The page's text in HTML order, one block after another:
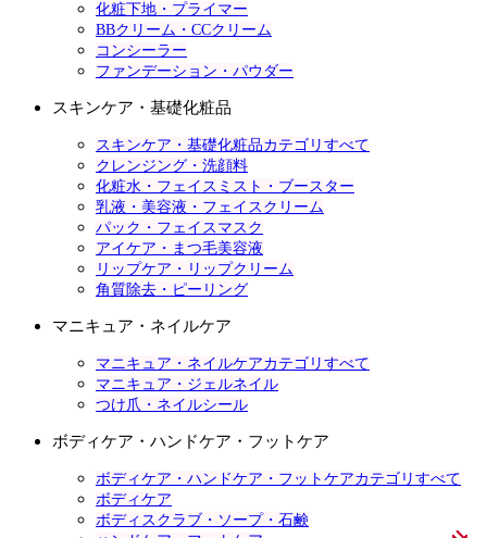
化粧下地・プライマー
BBクリーム・CCクリーム
コンシーラー
ファンデーション・パウダー
スキンケア・基礎化粧品
スキンケア・基礎化粧品カテゴリすべて
クレンジング・洗顔料
化粧水・フェイスミスト・ブースター
乳液・美容液・フェイスクリーム
パック・フェイスマスク
アイケア・まつ毛美容液
リップケア・リップクリーム
角質除去・ピーリング
マニキュア・ネイルケア
マニキュア・ネイルケアカテゴリすべて
マニキュア・ジェルネイル
つけ爪・ネイルシール
ボディケア・ハンドケア・フットケア
ボディケア・ハンドケア・フットケアカテゴリすべて
ボディケア
ボディスクラブ・ソープ・石鹸